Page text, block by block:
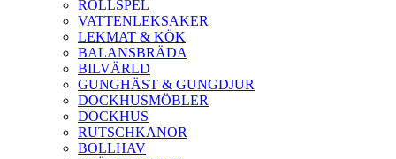
ROLLSPEL
VATTENLEKSAKER
LEKMAT & KÖK
BALANSBRÄDA
BILVÄRLD
GUNGHÄST & GUNGDJUR
DOCKHUSMÖBLER
DOCKHUS
RUTSCHKANOR
BOLLHAV